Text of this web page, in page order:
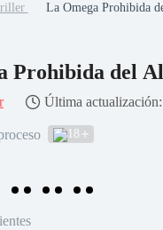
La Omega Prohibida
Prohibida del
Última
18